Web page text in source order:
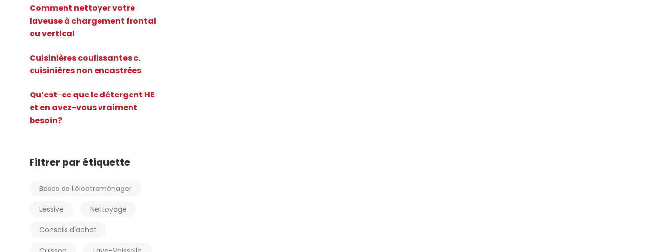
Comment nettoyer votre
laveuse à chargement frontal
ou vertical
Cuisinières coulissantes c.
cuisinières non encastrées
Qu’est-ce que le détergent HE
et en avez-vous vraiment
besoin?
Filtrer par étiquette
Bases de l'électroménager
Lessive Nettoyage
Conseils d'achat